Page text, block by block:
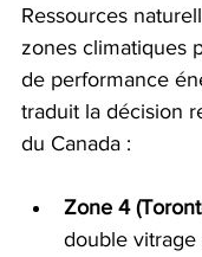
Ressources
zones climatiques
de performance
traduit la décision
du Canada :
Zone 4
double vitrage